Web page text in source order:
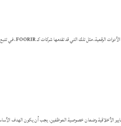
الرقمية، مثل تلك التي قد تقدمها شركات كـFOORIR، في
الأخلاقية وضمان خصوصية الموظفين. يجب أن يكون الهدف